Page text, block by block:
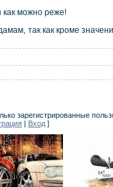
как можно реже!
так как кроме
зарегистрированные
| Вход ]